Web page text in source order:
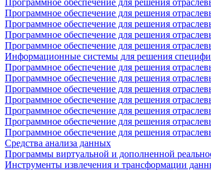
Программное обеспечение для решения
Программное обеспечение для решения
Программное обеспечение для решения
Программное обеспечение для решения
Программное обеспечение для решения
Информационные системы для решения
Программное обеспечение для решения
Программное обеспечение для решения
Программное обеспечение для решения
Программное обеспечение для решения
Программное обеспечение для решения
Программное обеспечение для решения
Программное обеспечение для решения
Средства анализа данных
Программы виртуальной и дополненной
Инструменты извлечения и трансформации